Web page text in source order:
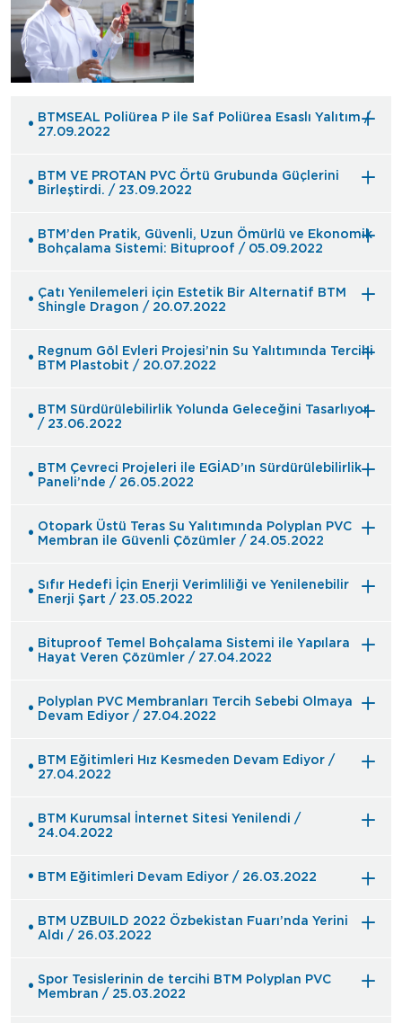
BTMSEAL Poliürea P ile Saf Poliürea Esaslı Yalıtım /
27.09.2022
BTM VE PROTAN PVC Örtü Grubunda Güçlerini
Birleştirdi. / 23.09.2022
BTM’den Pratik, Güvenli, Uzun Ömürlü ve Ekonomik
Bohçalama Sistemi: Bituproof / 05.09.2022
Çatı Yenilemeleri için Estetik Bir Alternatif BTM
Shingle Dragon / 20.07.2022
Regnum Göl Evleri Projesi’nin Su Yalıtımında Tercihi
BTM Plastobit / 20.07.2022
BTM Sürdürülebilirlik Yolunda Geleceğini Tasarlıyor
/ 23.06.2022
BTM Çevreci Projeleri ile EGİAD’ın Sürdürülebilirlik
Paneli’nde / 26.05.2022
Otopark Üstü Teras Su Yalıtımında Polyplan PVC
Membran ile Güvenli Çözümler / 24.05.2022
Sıfır Hedefi İçin Enerji Verimliliği ve Yenilenebilir
Enerji Şart / 23.05.2022
Bituproof Temel Bohçalama Sistemi ile Yapılara
Hayat Veren Çözümler / 27.04.2022
Polyplan PVC Membranları Tercih Sebebi Olmaya
Devam Ediyor / 27.04.2022
BTM Eğitimleri Hız Kesmeden Devam Ediyor /
27.04.2022
BTM Kurumsal İnternet Sitesi Yenilendi /
24.04.2022
BTM Eğitimleri Devam Ediyor / 26.03.2022
BTM UZBUILD 2022 Özbekistan Fuarı’nda Yerini
Aldı / 26.03.2022
Spor Tesislerinin de tercihi BTM Polyplan PVC
Membran / 25.03.2022